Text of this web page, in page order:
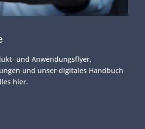
und Anwendungsflyer,
und unser digitales Handbuch
hier.